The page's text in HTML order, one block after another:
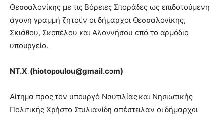
Θεσσαλονίκης με τις Βόρειες Σποράδες ως επιδοτούμενη
άγονη γραμμή ζητούν οι δήμαρχοι Θεσσαλονίκης,
Σκιάθου, Σκοπέλου και Αλοννήσου από το αρμόδιο
υπουργείο.
ΝΤ.Χ. (hiotopoulou@gmail.com)
Αίτημα προς τον υπουργό Ναυτιλίας και Νησιωτικής
Πολιτικής Χρήστο Στυλιανίδη απέστειλαν οι δήμαρχοι